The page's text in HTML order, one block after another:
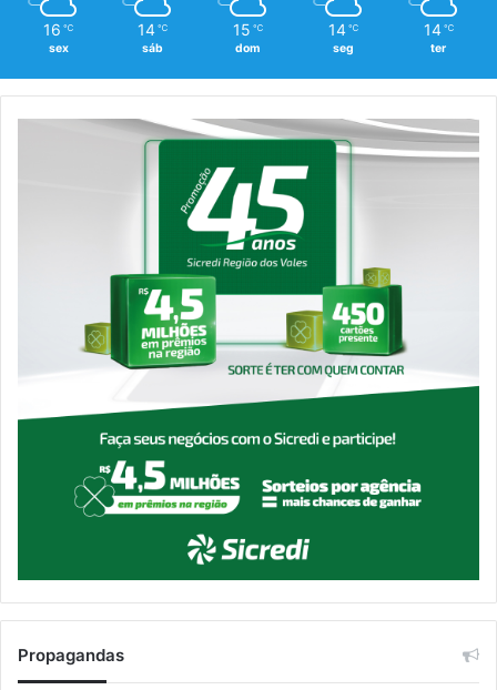
16 ℃
sex
14 ℃
sáb
15 ℃
dom
14 ℃
seg
14 ℃
ter
Propagandas